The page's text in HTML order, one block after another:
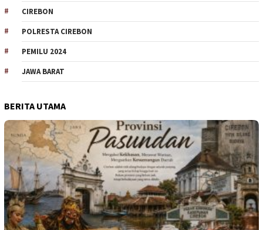
CIREBON
POLRESTA CIREBON
PEMILU 2024
JAWA BARAT
BERITA UTAMA